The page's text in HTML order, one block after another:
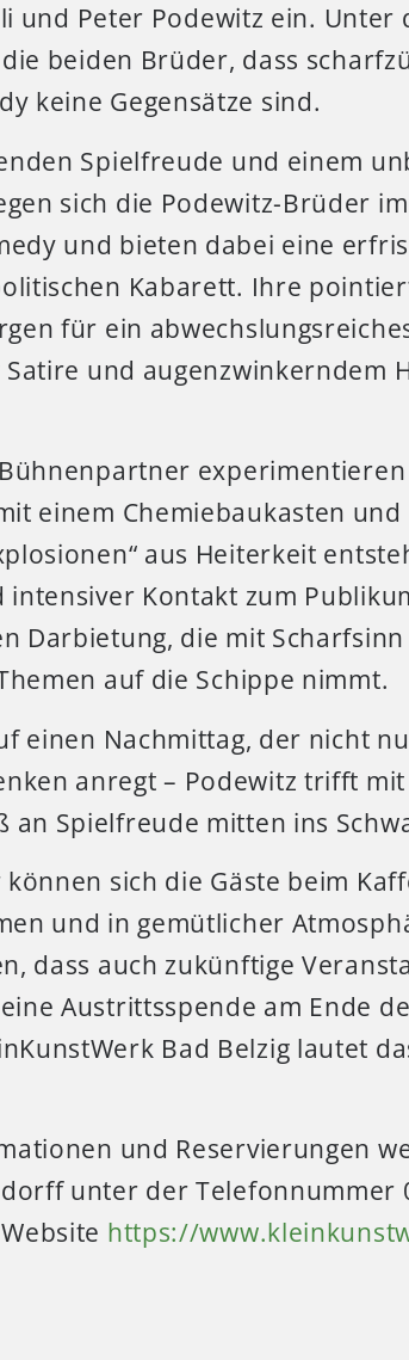
und Peter Podewitz ein. Unter
beiden Brüder, dass
keine Gegensätze sind.
Spielfreude und einem
sich die Podewitz-Brüder
und bieten dabei eine
Kabarett. Ihre
für ein
Satire und augenzwinkerndem
einem Chemiebaukasten
aus Heiterkeit
intensiver Kontakt zum
Darbietung, die mit
auf die Schippe nimmt.
einen Nachmittag, der nicht
anregt – Podewitz trifft
an Spielfreude mitten ins
sich die Gäste beim
und in gemütlicher
dass auch zukünftige
Austrittsspende am Ende
Bad Belzig lautet
und Reservierungen
unter der Telefonnummer
https://